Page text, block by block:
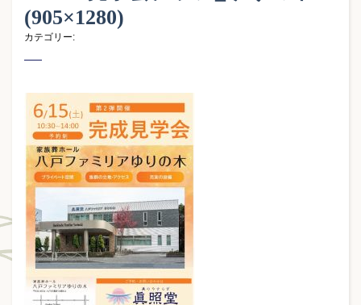
(905×1280)
カテゴリー: